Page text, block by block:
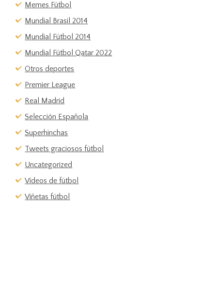
Memes Fútbol
Mundial Brasil 2014
Mundial Fútbol 2014
Mundial Fútbol Qatar 2022
Otros deportes
Premier League
Real Madrid
Selección Española
Superhinchas
Tweets graciosos fútbol
Uncategorized
Vídeos de fútbol
Viñetas fútbol